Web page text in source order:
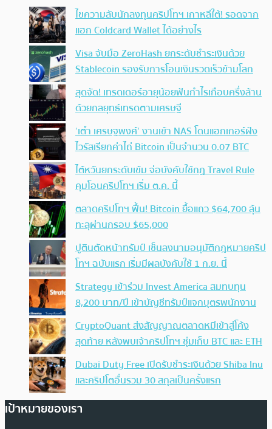
ไขความลับนักลงทุนคริปโทฯ เกาหลีใต้! รอดจาก
แฮก Coldcard Wallet ได้อย่างไร
Visa จับมือ ZeroHash ยกระดับชำระเงินด้วย
Stablecoin รองรับการโอนเงินรวดเร็วข้ามโลก
สุดจัด! เทรดเดอร์อายุน้อยฟันกำไรเกือบครึ่งล้าน
ด้วยกลยุทธ์เทรดตามเศรษฐี
‘เต๋า เศรษฐพงศ์’ งานเข้า NAS โดนแฮกเกอร์ฝัง
ไวรัสเรียกค่าไถ่ Bitcoin เป็นจำนวน 0.07 BTC
ไต้หวันยกระดับเข้ม จ่อบังคับใช้กฏ Travel Rule
คุมโอนคริปโทฯ เริ่ม ต.ค. นี้
ตลาดคริปโทฯ ฟื้น! Bitcoin ยื้อแถว $64,700 ลุ้น
ทะลุผ่านกรอบ $65,000
ปูตินตัดหน้าทรัมป์ เซ็นลงนามอนุมัติกฎหมายคริป
โทฯ ฉบับแรก เริ่มมีผลบังคับใช้ 1 ก.ย. นี้
Strategy เข้าร่วม Invest America สมทบทุน
8,200 บาท/ปี เข้าบัญชีทรัมป์แจกบุตรพนักงาน
CryptoQuant ส่งสัญญาณตลาดหมีเข้าสู่โค้ง
สุดท้าย หลังพบเจ้าคริปโทฯ ซุ่มเก็บ BTC และ ETH
Dubai Duty Free เปิดรับชำระเงินด้วย Shiba Inu
และคริปโตอื่นรวม 30 สกุลเป็นครั้งแรก
เป้าหมายของเรา